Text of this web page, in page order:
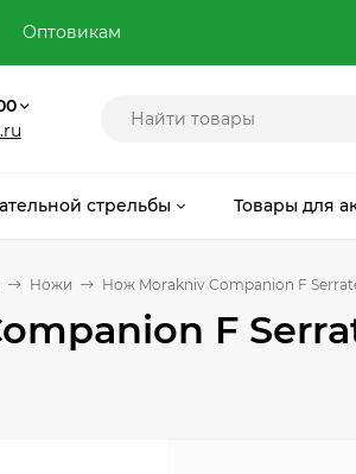
Оптовикам
стрельбы Товары для
Ножи Нож Morakniv Companion F
F